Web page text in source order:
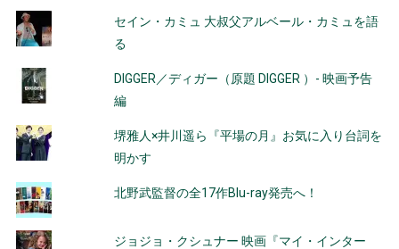
セイン・カミュ 大叔父アルベール・カミュを語
る
DIGGER／ディガー（原題 DIGGER ）- 映画予告
編
堺雅人×井川遥ら『平場の月』お気に入り台詞を
明かす
北野武監督の全17作Blu-ray発売へ！
ジョジョ・クシュナー 映画『マイ・インター